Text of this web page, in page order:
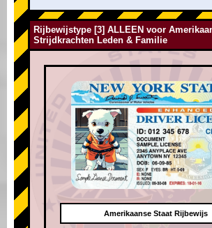
Rijbewijstype [3] ALLEEN voor
Strijdkrachten Leden & Familie
Amerikaanse Staat Rijbewijs